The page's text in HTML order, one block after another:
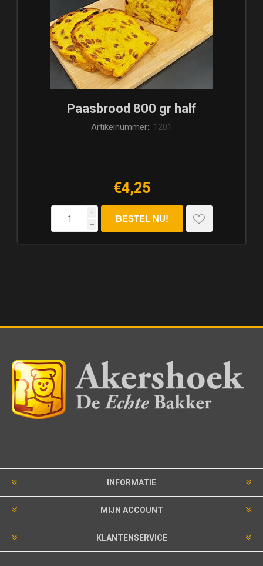
Paasbrood 800 gr half
Artikelnummer:: 1201
€4,25
i
h
INFORMATIE
MIJN ACCOUNT
KLANTENSERVICE